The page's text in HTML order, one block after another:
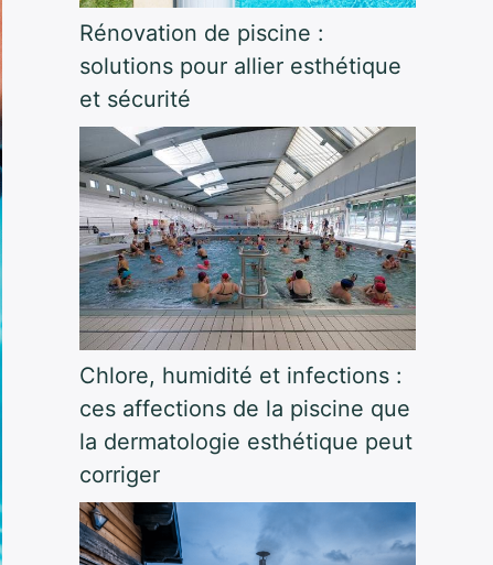
Rénovation de piscine :
solutions pour allier esthétique
et sécurité
Chlore, humidité et infections :
ces affections de la piscine que
la dermatologie esthétique peut
corriger